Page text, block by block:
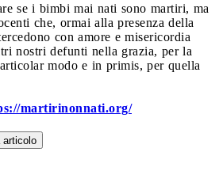
se i bimbi mai nati sono martiri, ma
che, ormai alla presenza della
con amore e misericordia
nostri defunti nella grazia, per la
modo e in primis, per quella
martirinonnati.org/
articolo